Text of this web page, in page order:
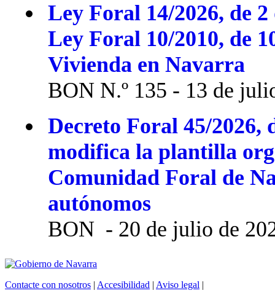
Ley Foral 14/2026, de
Ley Foral 10/2010, de
Vivienda en Navarra
BON N.º 135 - 13 de
Decreto Foral 45/2026,
modifica la plantilla
Comunidad Foral de
autónomos
BON - 20 de julio de
Contacte con nosotros | Accesibilidad | Aviso legal |